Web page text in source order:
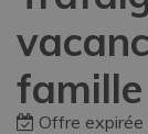
famille
Offre expirée